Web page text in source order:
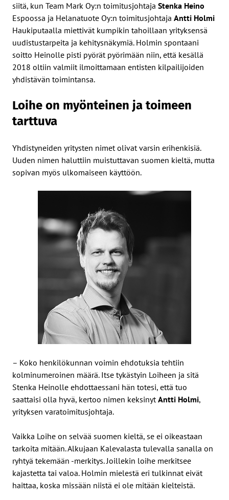
siitä, kun Team Mark Oy:n toimitusjohtaja Stenka Heino
Espoossa ja Helanatuote Oy:n toimitusjohtaja Antti Holmi
Haukiputaalla miettivät kumpikin tahoillaan yrityksensä
uudistustarpeita ja kehitysnäkymiä. Holmin spontaani
soitto Heinolle pisti pyörät pyörimään niin, että kesällä
2018 oltiin valmiit ilmoittamaan entisten kilpailijoiden
yhdistävän toimintansa.
Loihe on myönteinen ja toimeen
tarttuva
Yhdistyneiden yritysten nimet olivat varsin erihenkisiä.
Uuden nimen haluttiin muistuttavan suomen kieltä, mutta
sopivan myös ulkomaiseen käyttöön.
– Koko henkilökunnan voimin ehdotuksia tehtiin
kolminumeroinen määrä. Itse tykästyin Loiheen ja sitä
Stenka Heinolle ehdottaessani hän totesi, että tuo
saattaisi olla hyvä, kertoo nimen keksinytAntti Holmi,
yrityksen varatoimitusjohtaja.
Vaikka Loihe on selvää suomen kieltä, se ei oikeastaan
tarkoita mitään. Alkujaan Kalevalasta tulevalla sanalla on
ryhtyä tekemään -merkitys. Joillekin loihe merkitsee
kajastetta tai valoa. Holmin mielestä eri tulkinnat eivät
haittaa, koska missään niistä ei ole mitään kielteistä.